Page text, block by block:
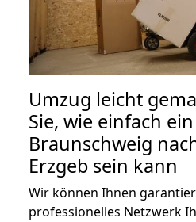
Umzug leicht
Sie, wie einfach
Braunschweig
Erzgeb sein kann
Wir können Ihnen
professionelles Netzwerk